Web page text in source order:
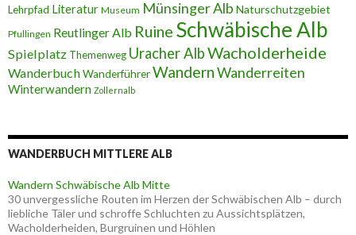
Lehrpfad Literatur Museum Münsinger Alb Naturschutzgebiet
Pfullingen Reutlinger Alb Ruine Schwäbische Alb
Spielplatz Themenweg Uracher AlbWacholderheide
WanderbuchWanderführerWandernWanderreiten
Winterwandern Zollernalb
WANDERBUCH MITTLERE ALB
Wandern Schwäbische Alb Mitte
30 unvergessliche Routen im Herzen der Schwäbischen Alb – durch
liebliche Täler und schroffe Schluchten zu Aussichtsplätzen,
Wacholderheiden, Burgruinen und Höhlen